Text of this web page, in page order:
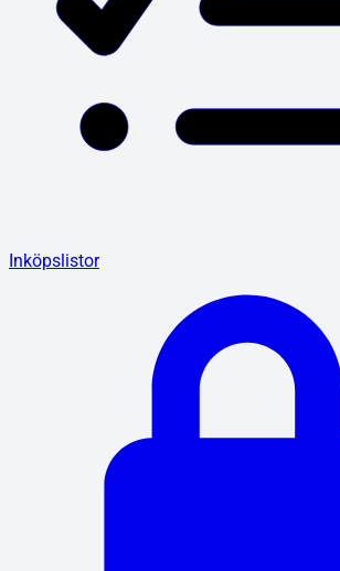
Inköpslistor